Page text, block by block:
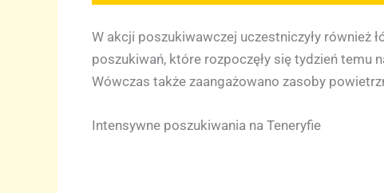
W akcji poszukiwawczej uczestniczyły również
poszukiwań, które rozpoczęły się tydzień temu
Wówczas także zaangażowano zasoby
Intensywne poszukiwania na Teneryfie